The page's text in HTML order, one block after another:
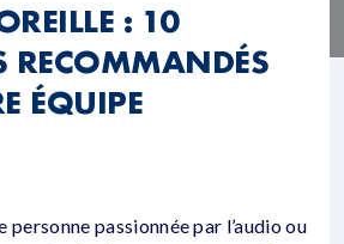
: 10
RECOMMANDÉS
ÉQUIPE
personne passionnée par l’audio ou